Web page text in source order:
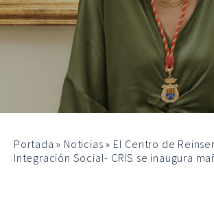
Portada » Noticias » El Centro de
Integración Social- CRIS se inaugura